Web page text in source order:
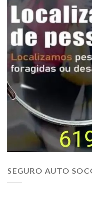
SEGURO AUTO